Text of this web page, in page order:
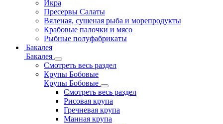
Икра
Пресервы Салаты
Вяленая, сушеная рыба и морепродукты
Крабовые палочки и мясо
Рыбные полуфабрикаты
Бакалея
Бакалея
Смотреть весь раздел
Крупы Бобовые
Крупы Бобовые
Смотреть весь раздел
Рисовая крупа
Гречневая крупа
Манная крупа